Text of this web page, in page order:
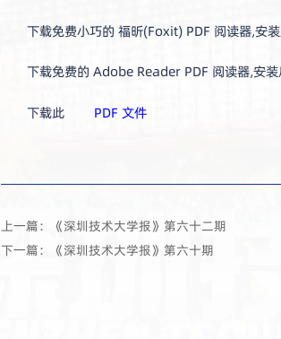
下载免费小巧的 福昕(Foxit) PDF 阅读器,安
下载免费的 Adobe Reader PDF 阅读器,安
下载此 PDF 文件
上一篇：《深圳技术大学报》第六十二期
下一篇：《深圳技术大学报》第六十期